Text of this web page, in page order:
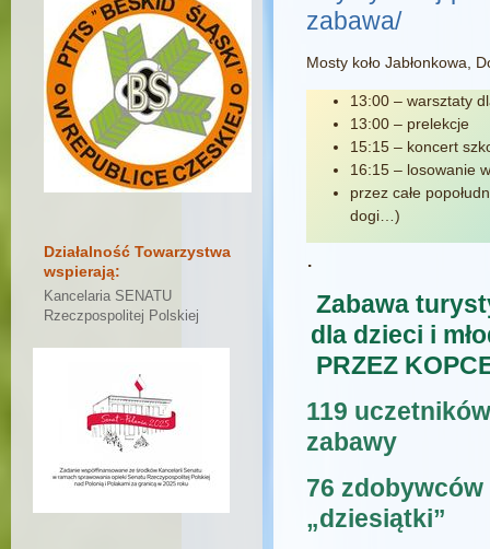
zabawa/
Mosty koło Jabłonkowa,
13:00 – warsztaty
13:00 – prelekcje
15:15 – koncert
16:15 – losowanie
przez całe
dogi…)
.
Zabawa
dla dzieci i
PRZEZ
119 uczetników
zabawy
76 zdobywców
„dziesiątki”
Działalność Towarzystwa
wspierają:
Kancelaria SENATU
Rzeczpospolitej Polskiej